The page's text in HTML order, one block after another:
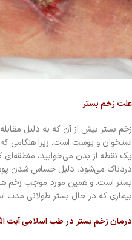
علت زخم بستر
زخم بستر بیش از آن که به دلیل
استخوان و پوست است. زیرا هنگامی
یک نقطه از بدن می‌خوابید، منطقه‌ای
دردناک می‌شود، دلیل حساس شدن
بستر است. و همین مورد موجب زخم
بیماری که در حال بستر طولانی مدت
درمان زخم بستر در طب اسلامی آیت